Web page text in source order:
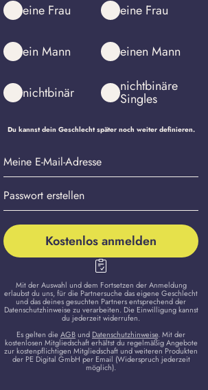
eine Frau
ein Mann
nichtbinär
eine Frau
einen Mann
nichtbinäre
Singles
Du kannst dein Geschlecht später noch weiter definieren.
Meine
E-
Mail-
Adresse
Passwort
erstellen
Kostenlos anmelden
Mit der Auswahl und dem Fortsetzen der Anmeldung
erlaubst du uns, für die Partnersuche das eigene Geschlecht
und das deines gesuchten Partners entsprechend der
Datenschutzhinweise zu verarbeiten. Die Einwilligung kannst
du jederzeit widerrufen.
Es gelten dieAGBund Datenschutzhinweise. Mit der
kostenlosen Mitgliedschaft erhältst du regelmäßig Angebote
zur kostenpflichtigen Mitgliedschaft und weiteren Produkten
der PE Digital GmbH per Email (Widerspruch jederzeit
möglich).